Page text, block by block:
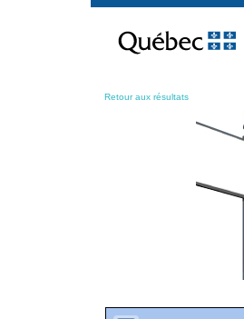
contenu
Retour aux résultats